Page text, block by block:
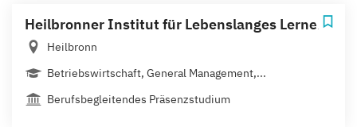
Heilbronner Institut für Lebenslanges Lernen
Heilbronn
Betriebswirtschaft, General Management,...
Berufsbegleitendes Präsenzstudium